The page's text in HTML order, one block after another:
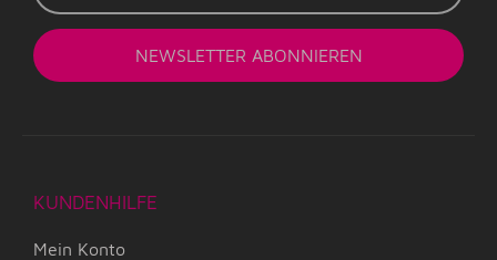
Adresse
NEWSLETTER ABONNIEREN
KUNDENHILFE
Mein Konto